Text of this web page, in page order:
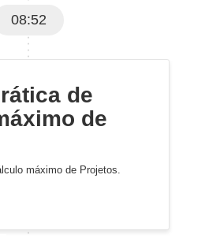
08:52
de
de
máximo de Projetos.